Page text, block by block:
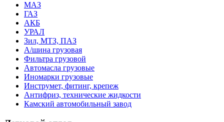
МАЗ
ГАЗ
АКБ
УРАЛ
Зил, МТЗ, ПАЗ
А/шина грузовая
Фильтра грузовой
Автомасла грузовые
Иномарки грузовые
Инструмет, фитинг, крепеж
Антифриз, технические жидкости
Камский автомобильный завод